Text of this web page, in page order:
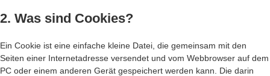
2. Was sind Cookies?
Ein Cookie ist eine einfache kleine Datei, die gemeinsam mit den
Seiten einer Internetadresse versendet und vom Webbrowser auf dem
PC oder einem anderen Gerät gespeichert werden kann. Die darin